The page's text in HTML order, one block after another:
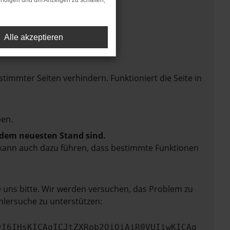
Seiten verhindern. Funktioniert die Seite in
neuesten Stand sind.
auch dazu führen, dass bestimmte Funktionen
bitte. Wir werden versuchen, das Problem zu
zu unterstützen:
Alle akzeptieren